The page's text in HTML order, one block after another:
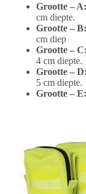
Grootte – A:
cm diepte.
Grootte – B:
cm diep
Grootte – C:
4 cm diepte.
Grootte – D:
5 cm diepte.
Grootte – E: